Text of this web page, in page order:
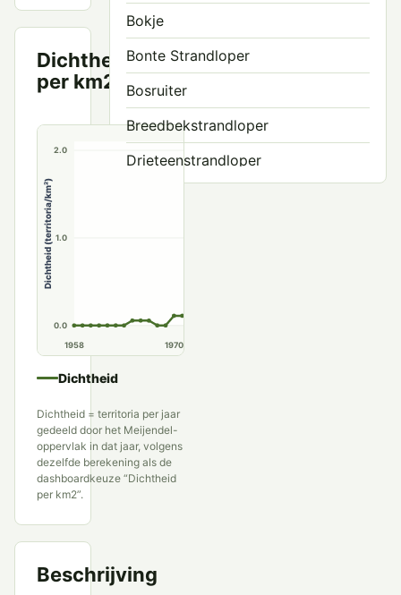
Dichtheid
per km2
Territoria
0.0
1.0
2.0
3.0
Dichtheid (territoria/km²)
1958 1970
Dichtheid
Dichtheid = territoria per jaar
gedeeld door het Meijendel-
oppervlak in dat jaar, volgens
dezelfde berekening als de
dashboardkeuze “Dichtheid
per km2”.
Beschrijving
Bokje
Bonte Strandloper
Bosruiter
Breedbekstrandloper
Drieteenstrandloper
Kemphaan
Kleine Strandloper
Paarse Strandloper